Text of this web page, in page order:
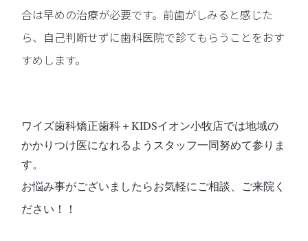
合は早めの治療が必要です。前歯がしみると感じた
ら、自己判断せずに歯科医院で診てもらうことをおす
すめします。
ワイズ歯科矯正歯科＋KIDSイオン小牧店では地域の
かかりつけ医になれるようスタッフ一同努めて参りま
す。
お悩み事がございましたらお気軽にご相談、ご来院く
ださい！！